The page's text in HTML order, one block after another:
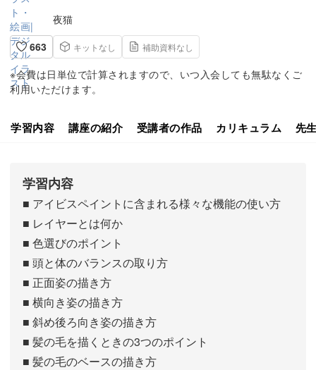
夜猫
663
キットなし 補助資料なし
※会費は日単位で計算されますので、いつ入会しても無駄なくご
利用いただけます。
学習内容 講座の紹介 受講者の作品 カリキュラム 先
学習内容
■ アイビスペイントに含まれる様々な機能の使い方
■ レイヤーとは何か
■ 色選びのポイント
■ 頭と体のバランスの取り方
■ 正面姿の描き方
■ 横向き姿の描き方
■ 斜め後ろ向き姿の描き方
■ 髪の毛を描くときの3つのポイント
■ 髪の毛のベースの描き方